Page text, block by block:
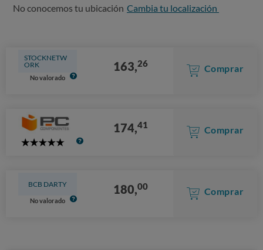
No conocemos tu ubicación Cambia tu localización
STOCKNETW
ORK
No valorado
163,26 Comprar
5
174,41 Comprar
BCB DARTY
No valorado
180,00 Comprar